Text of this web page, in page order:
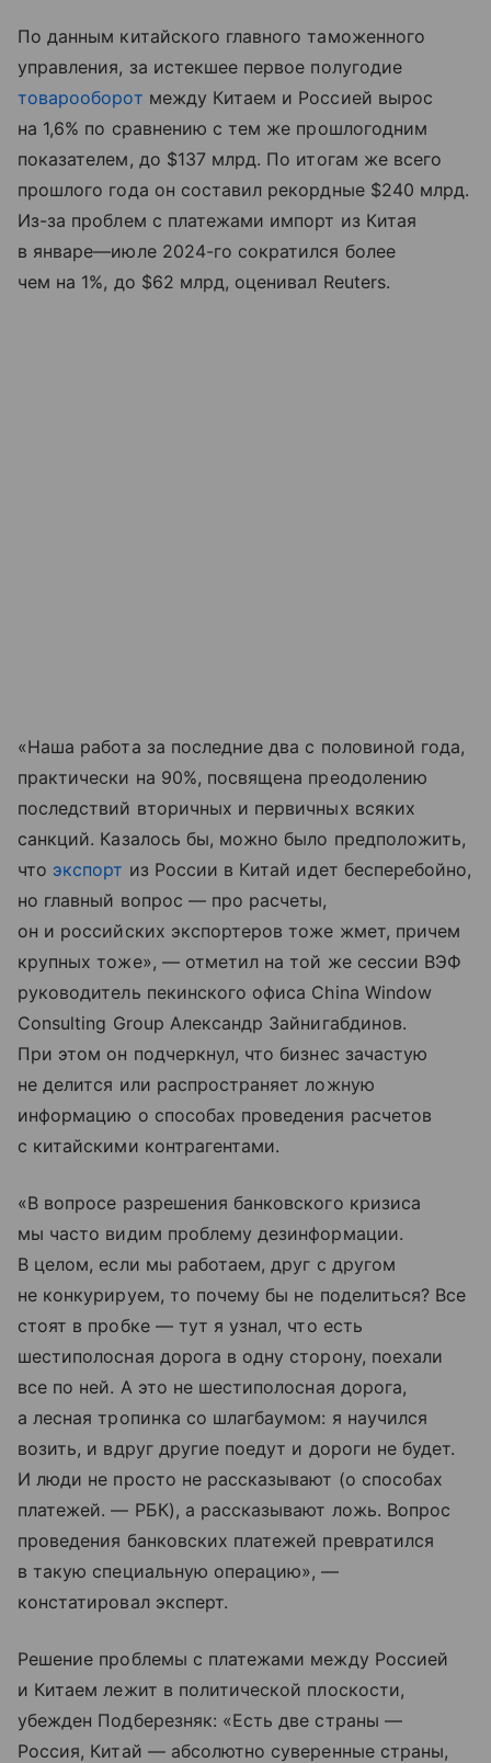
По данным китайского главного таможенного
управления, за истекшее первое полугодие
товарооборот между Китаем и Россией вырос
на 1,6% по сравнению с тем же прошлогодним
показателем, до $137 млрд. По итогам же всего
прошлого года он составил рекордные $240 млрд.
Из-за проблем с платежами импорт из Китая
в январе—июле 2024-го сократился более
чем на 1%, до $62 млрд, оценивал Reuters.
«Наша работа за последние два с половиной года,
практически на 90%, посвящена преодолению
последствий вторичных и первичных всяких
санкций. Казалось бы, можно было предположить,
что экспорт из России в Китай идет бесперебойно,
но главный вопрос — про расчеты,
он и российских экспортеров тоже жмет, причем
крупных тоже», — отметил на той же сессии ВЭФ
руководитель пекинского офиса China Window
Consulting Group Александр Зайнигабдинов.
При этом он подчеркнул, что бизнес зачастую
не делится или распространяет ложную
информацию о способах проведения расчетов
с китайскими контрагентами.
«В вопросе разрешения банковского кризиса
мы часто видим проблему дезинформации.
В целом, если мы работаем, друг с другом
не конкурируем, то почему бы не поделиться? Все
стоят в пробке — тут я узнал, что есть
шестиполосная дорога в одну сторону, поехали
все по ней. А это не шестиполосная дорога,
а лесная тропинка со шлагбаумом: я научился
возить, и вдруг другие поедут и дороги не будет.
И люди не просто не рассказывают (о способах
платежей. — РБК), а рассказывают ложь. Вопрос
проведения банковских платежей превратился
в такую специальную операцию», —
констатировал эксперт.
Решение проблемы с платежами между Россией
и Китаем лежит в политической плоскости,
убежден Подберезняк: «Есть две страны —
Россия, Китай — абсолютно суверенные страны,